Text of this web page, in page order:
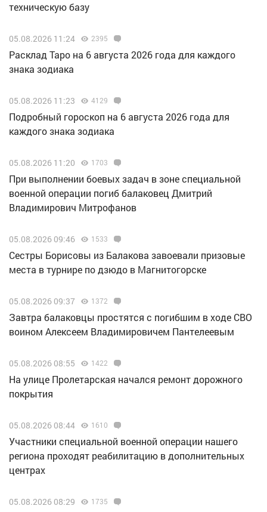
техническую базу
05.08.2026 11:24 2395
Расклад Таро на 6 августа 2026 года для каждого
знака зодиака
05.08.2026 11:23 4129
Подробный гороскоп на 6 августа 2026 года для
каждого знака зодиака
05.08.2026 11:20 1703
При выполнении боевых задач в зоне специальной
военной операции погиб балаковец Дмитрий
Владимирович Митрофанов
05.08.2026 09:46 1533
Сестры Борисовы из Балакова завоевали призовые
места в турнире по дзюдо в Магнитогорске
05.08.2026 09:37 1372
Завтра балаковцы простятся с погибшим в ходе СВО
воином Алексеем Владимировичем Пантелеевым
05.08.2026 08:55 1422
На улице Пролетарская начался ремонт дорожного
покрытия
05.08.2026 08:44 1610
Участники специальной военной операции нашего
региона проходят реабилитацию в дополнительных
центрах
05.08.2026 08:29 1735